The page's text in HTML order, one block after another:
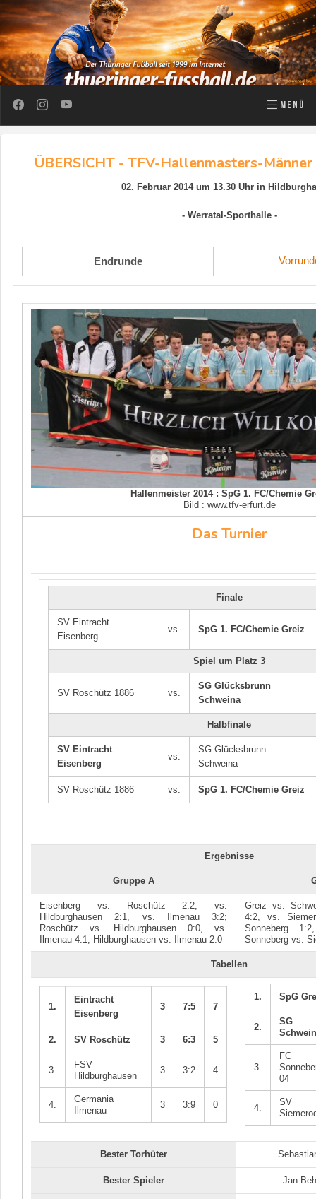
MENÜ
ÜBERSICHT - TFV-Hallenmasters-
02. Februar 2014 um 13.30 Uhr in
- Werratal-Sporthalle -
Endrunde
Hallenmeister 2014 : SpG 1. FC/Chemie
Bild : www.tfv-erfurt.de
Das Turnier
Finale
SV Eintracht
Eisenberg
vs. SpG 1. FC/Chemie Greiz
Spiel um Platz 3
SV Roschütz 1886 vs.
SG Glücksbrunn
Schweina
Halbfinale
SV Eintracht
Eisenberg
vs.
SG Glücksbrunn
Schweina
SV Roschütz 1886 vs. SpG 1. FC/Chemie Greiz
Ergebnisse
Gruppe A
Eisenberg vs. Roschütz 2:2, vs.
Hildburghausen 2:1, vs. Ilmenau 3:2;
Roschütz vs. Hildburghausen 0:0, vs.
Ilmenau 4:1; Hildburghausen vs. Ilmenau 2:0
Greiz vs.
4:2, vs.
Sonneberg
Sonneberg vs.
Tabellen
1.
Eintracht
Eisenberg
3 7:5 7
2. SV Roschütz 3 6:3 5
3.
FSV
Hildburghausen
3 3:2 4
4.
Germania
Ilmenau
3 3:9 0
1. SpG
2.
SG
3.
FC
04
4.
SV
Bester Torhüter
Bester Spieler Jan